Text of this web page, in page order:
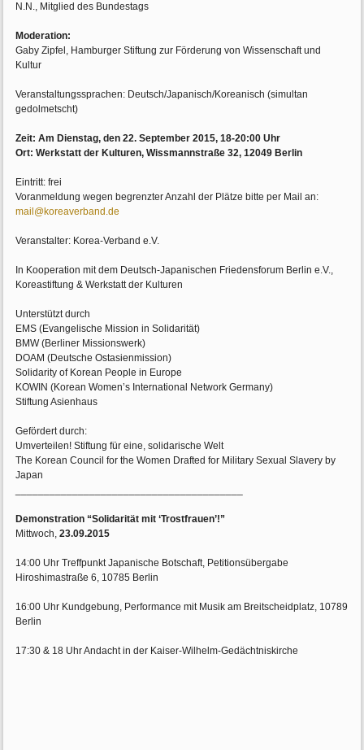
N.N., Mitglied des Bundestags
Moderation:
Gaby Zipfel, Hamburger Stiftung zur Förderung von Wissenschaft und
Kultur
Veranstaltungssprachen: Deutsch/Japanisch/Koreanisch (simultan
gedolmetscht)
Zeit: Am Dienstag, den 22. September 2015, 18-20:00 Uhr
Ort: Werkstatt der Kulturen, Wissmannstraße 32, 12049 Berlin
Eintritt: frei
Voranmeldung wegen begrenzter Anzahl der Plätze bitte per Mail an:
mail@koreaverband.de
Veranstalter: Korea-Verband e.V.
In Kooperation mit dem Deutsch-Japanischen Friedensforum Berlin e.V.,
Koreastiftung & Werkstatt der Kulturen
Unterstützt durch
EMS (Evangelische Mission in Solidarität)
BMW (Berliner Missionswerk)
DOAM (Deutsche Ostasienmission)
Solidarity of Korean People in Europe
KOWIN (Korean Women’s International Network Germany)
Stiftung Asienhaus
Gefördert durch:
Umverteilen! Stiftung für eine, solidarische Welt
The Korean Council for the Women Drafted for Military Sexual Slavery by
Japan
Demonstration “Solidarität mit ‘Trostfrauen’!”
Mittwoch,23.09.2015
14:00 Uhr Treffpunkt Japanische Botschaft, Petitionsübergabe
Hiroshimastraße 6, 10785 Berlin
16:00 Uhr Kundgebung, Performance mit Musik am Breitscheidplatz, 10789
Berlin
17:30 & 18 Uhr Andacht in der Kaiser-Wilhelm-Gedächtniskirche